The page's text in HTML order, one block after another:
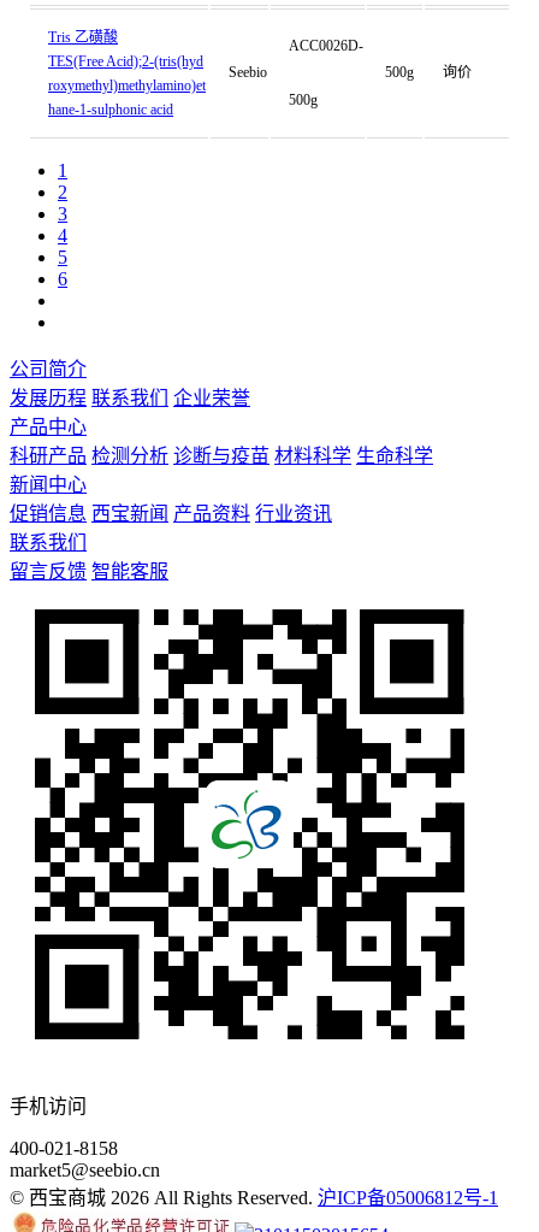
Tris 乙磺酸
TES(Free Acid);2-(tris(hyd
roxymethyl)methylamino)et
hane-1-sulphonic acid
Seebio
ACC0026D-
500g
500g 询价
1
2
3
4
5
6
公司简介
发展历程 联系我们
企业荣誉
产品中心
科研产品 检测分析 诊断与疫苗 材料科学 生命科学
新闻中心
促销信息 西宝新闻 产品资料 行业资讯
联系我们
留言反馈 智能客服
手机访问
400-021-8158
market5@seebio.cn
© 西宝商城 2026 All Rights Reserved. 沪ICP备05006812号-1